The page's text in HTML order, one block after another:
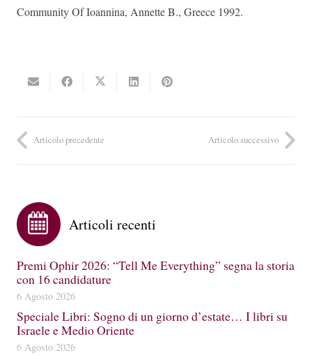
Community Of Ioannina, Annette B., Greece 1992.
Articolo precedente Articolo successivo
Articoli recenti
Premi Ophir 2026: “Tell Me Everything” segna la storia
con 16 candidature
6 Agosto 2026
Speciale Libri: Sogno di un giorno d’estate… I libri su
Israele e Medio Oriente
6 Agosto 2026